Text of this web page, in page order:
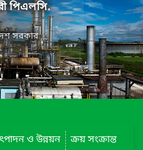
পিএলসি.
সরকার
ও উন্নয়ন
ক্রয় সংক্রান্ত